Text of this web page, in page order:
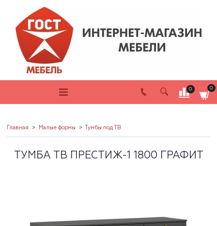
0 0
Главная Малые формы Тумбы под ТВ
ТУМБА ТВ ПРЕСТИЖ-1 1800 ГРАФИТ